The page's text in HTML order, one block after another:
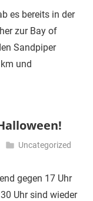
es bereits in der
zur Bay of
Sandpiper
und
Uncategorized
gegen 17 Uhr
Uhr sind wieder